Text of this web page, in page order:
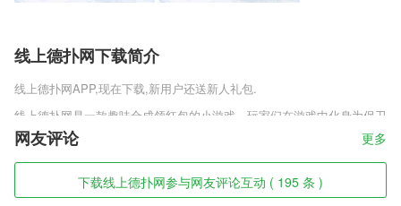
线上德扑网下载简介
线上德扑网APP,现在下载,新用户还送新人礼包.
线上德扑网是一款趣味合成领红包的小游戏，玩家们在游戏中化身为保卫
地球总署的长官，在这里不断的升级对抗外星人的小飞机，来对抗外星人
的入侵，同时还能够收获大量的红包奖励，超棒的趣味卡通游戏体验，喜
欢这款游戏的朋友赶紧下载吧。
线上德扑网软件特色
网友评论 更多
下载线上德扑网参与网友评论互动 ( 195 条 )